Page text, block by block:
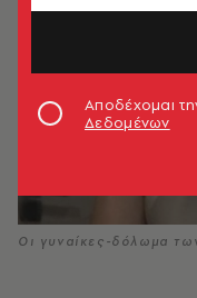
Οι γυναίκες-δόλωμα
Αποδέχομαι
Δεδομένων